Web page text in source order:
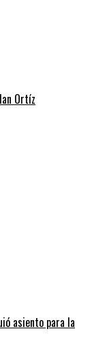
Ortíz
asiento para la